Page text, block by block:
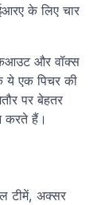
के लिए चार
और वॉक्स
ये एक पिचर की
पर बेहतर
करते हैं।
टीमें, अक्सर